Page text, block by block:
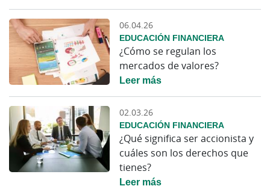
06.04.26
EDUCACIÓN FINANCIERA
¿Cómo se regulan los
mercados de valores?
Leer más
02.03.26
EDUCACIÓN FINANCIERA
¿Qué significa ser accionista y
cuáles son los derechos que
tienes?
Leer más